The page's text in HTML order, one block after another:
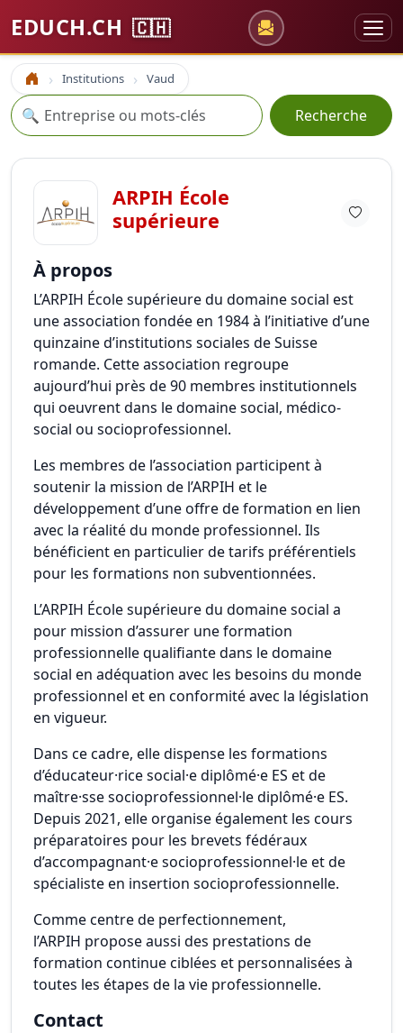
EDUCH.CH 🇨🇭
Accueil Institutions Vaud
Recherche
🔍 Recherche
ARPIH École
supérieure
À propos
L’ARPIH École supérieure du domaine social est
une association fondée en 1984 à l’initiative d’une
quinzaine d’institutions sociales de Suisse
romande. Cette association regroupe
aujourd’hui près de 90 membres institutionnels
qui oeuvrent dans le domaine social, médico-
social ou socioprofessionnel.
Les membres de l’association participent à
soutenir la mission de l’ARPIH et le
développement d’une offre de formation en lien
avec la réalité du monde professionnel. Ils
bénéficient en particulier de tarifs préférentiels
pour les formations non subventionnées.
L’ARPIH École supérieure du domaine social a
pour mission d’assurer une formation
professionnelle qualifiante dans le domaine
social en adéquation avec les besoins du monde
professionnel et en conformité avec la législation
en vigueur.
Dans ce cadre, elle dispense les formations
d’éducateur·rice social·e diplômé·e ES et de
maître·sse socioprofessionnel·le diplômé·e ES.
Depuis 2021, elle organise également les cours
préparatoires pour les brevets fédéraux
d’accompagnant·e socioprofessionnel·le et de
spécialiste en insertion socioprofessionnelle.
Comme centre de perfectionnement,
l’ARPIH propose aussi des prestations de
formation continue ciblées et personnalisées à
toutes les étapes de la vie professionnelle.
Contact